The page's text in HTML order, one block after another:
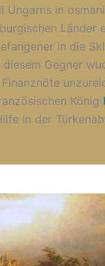
Ungarns in
Länder
in die
Gegner
König
in der